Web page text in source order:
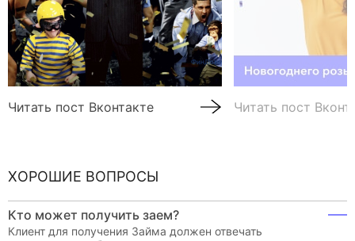
Читать пост Вконтакте Читать пост
ХОРОШИЕ ВОПРОСЫ
Кто может получить заем?
Клиент для получения Займа должен отвечать